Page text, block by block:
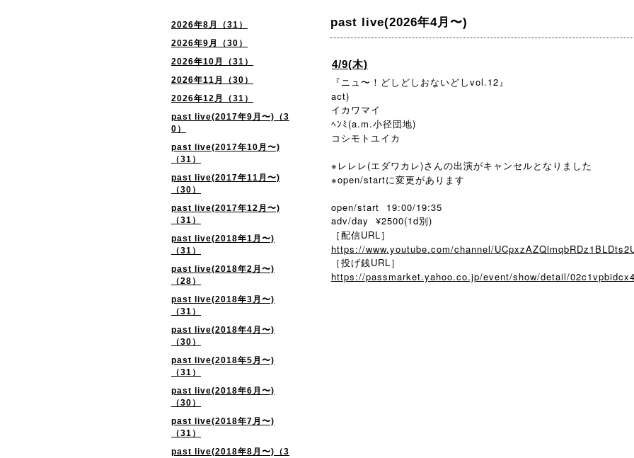
2026年8月（31）
2026年9月（30）
2026年10月（31）
2026年11月（30）
2026年12月（31）
past live(2017年9月〜)（3
0）
past live(2017年10月〜)
（31）
past live(2017年11月〜)
（30）
past live(2017年12月〜)
（31）
past live(2018年1月〜)
（31）
past live(2018年2月〜)
（28）
past live(2018年3月〜)
（31）
past live(2018年4月〜)
（30）
past live(2018年5月〜)
（31）
past live(2018年6月〜)
（30）
past live(2018年7月〜)
（31）
past live(2018年8月〜)（3
past live(2026年4月〜)
4/9(木)
『ニュ〜！どしどしおないどしvol.12』
act)
イカワマイ
ﾍﾝﾐ(a.m.小径団地)
コシモトユイカ
※レレレ(エダワカレ)さんの出演がキャンセルとなりました
※open/startに変更があります
open/start 19:00/19:35
adv/day ¥2500(1d別)
［配信URL］
https://www.youtube.com/channel/
［投げ銭URL］
https://passmarket.yahoo.co.jp/event/show/detail/